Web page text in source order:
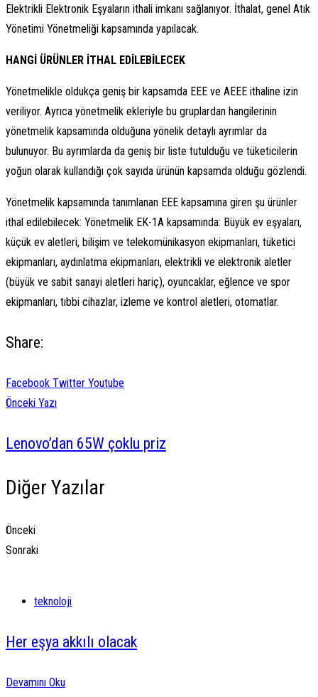
Elektrikli Elektronik Eşyaların ithali imkanı sağlanıyor. İthalat, genel Atık
Yönetimi Yönetmeliği kapsamında yapılacak.
HANGİ ÜRÜNLER İTHAL EDİLEBİLECEK
Yönetmelikle oldukça geniş bir kapsamda EEE ve AEEE ithaline izin
veriliyor. Ayrıca yönetmelik ekleriyle bu gruplardan hangilerinin
yönetmelik kapsamında olduğuna yönelik detaylı ayrımlar da
bulunuyor. Bu ayrımlarda da geniş bir liste tutulduğu ve tüketicilerin
yoğun olarak kullandığı çok sayıda ürünün kapsamda olduğu gözlendi.
Yönetmelik kapsamında tanımlanan EEE kapsamına giren şu ürünler
ithal edilebilecek: Yönetmelik EK-1A kapsamında: Büyük ev eşyaları,
küçük ev aletleri, bilişim ve telekomünikasyon ekipmanları, tüketici
ekipmanları, aydınlatma ekipmanları, elektrikli ve elektronik aletler
(büyük ve sabit sanayi aletleri hariç), oyuncaklar, eğlence ve spor
ekipmanları, tıbbi cihazlar, izleme ve kontrol aletleri, otomatlar.
Share:
Facebook Twitter Youtube
Önceki Yazı
Lenovo’dan 65W çoklu priz
Diğer Yazılar
Önceki
Sonraki
teknoloji
Her eşya akkılı olacak
Devamını Oku